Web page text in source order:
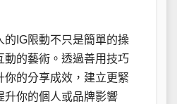
的IG限動不只是簡單的操
動的藝術。透過善用技巧
你的分享成效，建立更緊
升你的個人或品牌影響